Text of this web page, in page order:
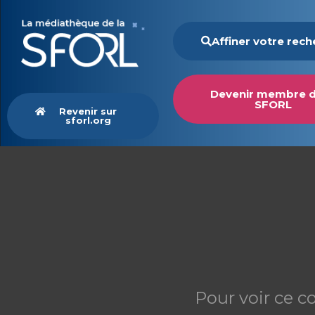
Revenir sur
sforl.org
Affiner votre
Devenir membre
SFORL
Pour voir ce